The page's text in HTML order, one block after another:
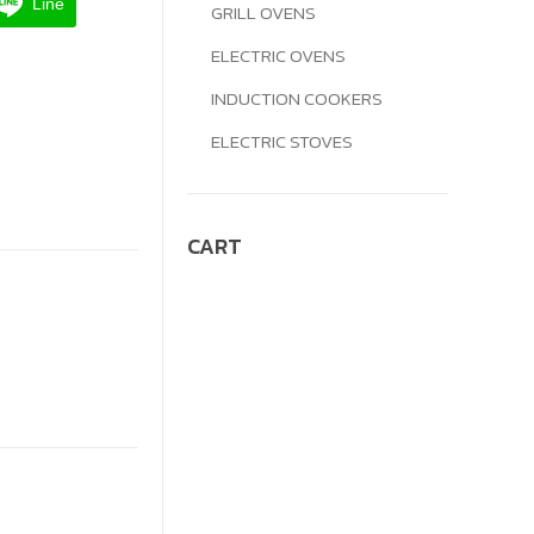
GRILL OVENS
ELECTRIC OVENS
INDUCTION COOKERS
ELECTRIC STOVES
CART